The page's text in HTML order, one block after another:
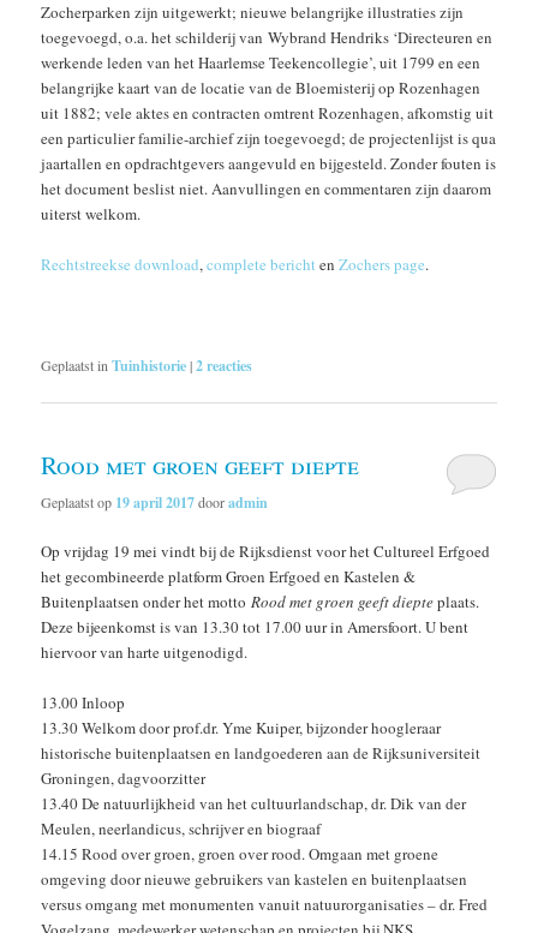
Zocherparken zijn uitgewerkt; nieuwe belangrijke illustraties zijn
toegevoegd, o.a. het schilderij van Wybrand Hendriks ‘Directeuren en
werkende leden van het Haarlemse Teekencollegie’, uit 1799 en een
belangrijke kaart van de locatie van de Bloemisterij op Rozenhagen
uit 1882; vele aktes en contracten omtrent Rozenhagen, afkomstig uit
een particulier familie-archief zijn toegevoegd; de projectenlijst is qua
jaartallen en opdrachtgevers aangevuld en bijgesteld. Zonder fouten is
het document beslist niet. Aanvullingen en commentaren zijn daarom
uiterst welkom.
Rechtstreekse download,complete berichtenZochers page.
Geplaatst in Tuinhistorie|2reacties
Rood met groen geeft diepte
Geplaatst op 19 april 2017dooradmin
Op vrijdag 19 mei vindt bij de Rijksdienst voor het Cultureel Erfgoed
het gecombineerde platform Groen Erfgoed en Kastelen &
Buitenplaatsen onder het mottoRood met groen geeft diepteplaats.
Deze bijeenkomst is van 13.30 tot 17.00 uur in Amersfoort. U bent
hiervoor van harte uitgenodigd.
13.00 Inloop
13.30 Welkom door prof.dr. Yme Kuiper, bijzonder hoogleraar
historische buitenplaatsen en landgoederen aan de Rijksuniversiteit
Groningen, dagvoorzitter
13.40 De natuurlijkheid van het cultuurlandschap, dr. Dik van der
Meulen, neerlandicus, schrijver en biograaf
14.15 Rood over groen, groen over rood. Omgaan met groene
omgeving door nieuwe gebruikers van kastelen en buitenplaatsen
versus omgang met monumenten vanuit natuurorganisaties – dr. Fred